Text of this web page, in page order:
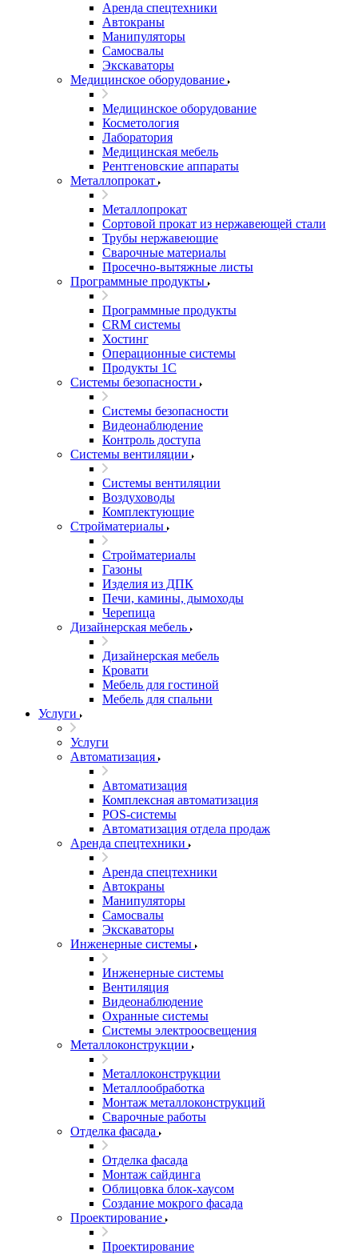
Аренда спецтехники
Автокраны
Манипуляторы
Самосвалы
Экскаваторы
Медицинское оборудование
Медицинское оборудование
Косметология
Лаборатория
Медицинская мебель
Рентгеновские аппараты
Металлопрокат
Металлопрокат
Сортовой прокат из нержавеющей стали
Трубы нержавеющие
Сварочные материалы
Просечно-вытяжные листы
Программные продукты
Программные продукты
CRM системы
Хостинг
Операционные системы
Продукты 1С
Системы безопасности
Системы безопасности
Видеонаблюдение
Контроль доступа
Системы вентиляции
Системы вентиляции
Воздуховоды
Комплектующие
Стройматериалы
Стройматериалы
Газоны
Изделия из ДПК
Печи, камины, дымоходы
Черепица
Дизайнерская мебель
Дизайнерская мебель
Кровати
Мебель для гостиной
Мебель для спальни
Услуги
Услуги
Автоматизация
Автоматизация
Комплексная автоматизация
POS-системы
Автоматизация отдела продаж
Аренда спецтехники
Аренда спецтехники
Автокраны
Манипуляторы
Самосвалы
Экскаваторы
Инженерные системы
Инженерные системы
Вентиляция
Видеонаблюдение
Охранные системы
Системы электроосвещения
Металлоконструкции
Металлоконструкции
Металлообработка
Монтаж металлоконструкций
Сварочные работы
Отделка фасада
Отделка фасада
Монтаж сайдинга
Облицовка блок-хаусом
Создание мокрого фасада
Проектирование
Проектирование